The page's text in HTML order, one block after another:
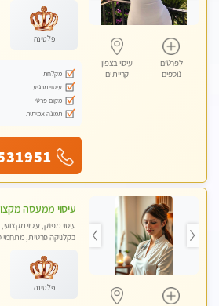
לפרטים
נוספים
עיסוי בצפון
קריית ים
פלטינה
מקלחת
עיסוי מרגיע
מקום פרטי
תמונה אמיתית
עיסוי מפנק, עיסוי מקצועי,
בקלניקה פרטית, מתחמי
פלטינה